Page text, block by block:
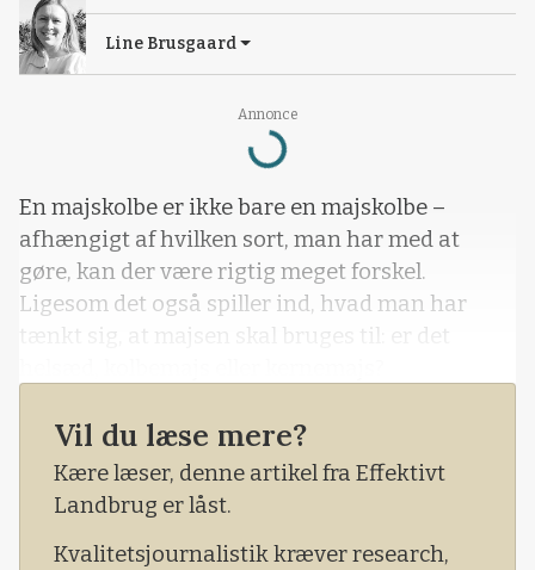
Annonce
Loading...
Line Brusgaard
En majskolbe er ikke bare en majskolbe –
afhængigt af hvilken sort, man har med at
gøre, kan der være rigtig meget forskel.
Ligesom det også spiller ind, hvad man har
tænkt sig, at majsen skal bruges til: er det
Det er noget, mælkeproducent Svend Allerslev
fra Hemmet er meget bevidst om. Derudover
peger han på, at både vind og vejr samt
markernes forskellighed spiller en afgørende
rolle.
Vil du læse mere?
Kære læser, denne artikel fra Effektivt
Landbrug er låst.
Kvalitetsjournalistik kræver research,